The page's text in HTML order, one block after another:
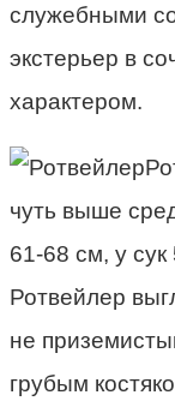
служебными
экстерьер в
характером.
чуть выше
61-68 см, у сук
Ротвейлер
не
грубым